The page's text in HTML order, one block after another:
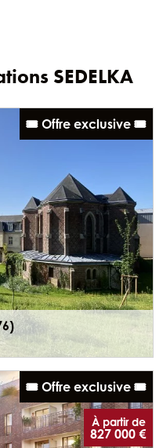
SEDELKA
🎟️ Offre exclusive 🎟️
🎟️ Offre exclusive 🎟️
À partir de
827 000 €